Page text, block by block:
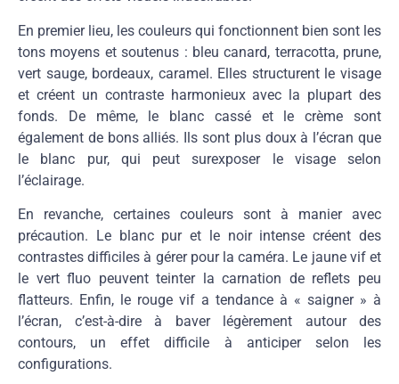
En premier lieu, les couleurs qui fonctionnent bien sont les
tons moyens et soutenus : bleu canard, terracotta, prune,
vert sauge, bordeaux, caramel. Elles structurent le visage
et créent un contraste harmonieux avec la plupart des
fonds. De même, le blanc cassé et le crème sont
également de bons alliés. Ils sont plus doux à l’écran que
le blanc pur, qui peut surexposer le visage selon
l’éclairage.
En revanche, certaines couleurs sont à manier avec
précaution. Le blanc pur et le noir intense créent des
contrastes difficiles à gérer pour la caméra. Le jaune vif et
le vert fluo peuvent teinter la carnation de reflets peu
flatteurs. Enfin, le rouge vif a tendance à « saigner » à
l’écran, c’est-à-dire à baver légèrement autour des
contours, un effet difficile à anticiper selon les
configurations.